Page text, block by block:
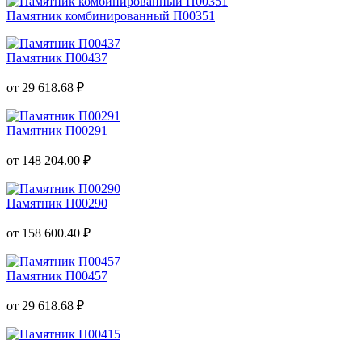
Памятник комбинированный П00351
Памятник П00437
от 29 618.68 ₽
Памятник П00291
от 148 204.00 ₽
Памятник П00290
от 158 600.40 ₽
Памятник П00457
от 29 618.68 ₽